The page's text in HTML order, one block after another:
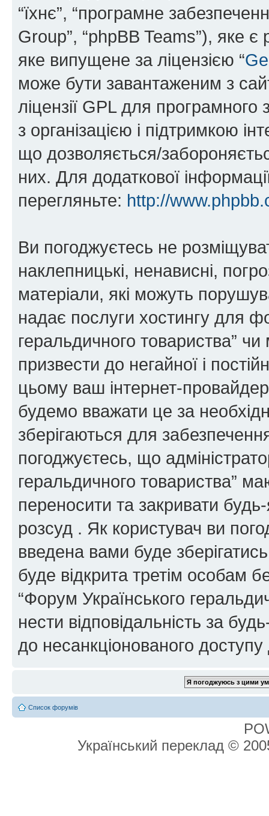
“їхнє”, “програмне
Group”, “phpBB Teams”), яке
яке випущене за ліцензією “
може бути завантаженим з
ліцензії GPL для
з організацією і підтримкою
що дозволяється/
них. Для додаткової
перегляньте: http://
Ви погоджуєтесь не
наклепницькі, ненависні,
матеріали, які можуть
надає послуги хостингу для
геральдичного товариства”
призвести до негайної і
цьому ваш інтернет-
будемо вважати це за
зберігаються для
погоджуєтесь, що
геральдичного товариства”
переносити та закривати
розсуд . Як користувач ви
введена вами буде
буде відкрита третім особам
“Форум Українського
нести відповідальність за
до несанкціонованого доступу
Список форумів
Український переклад ©